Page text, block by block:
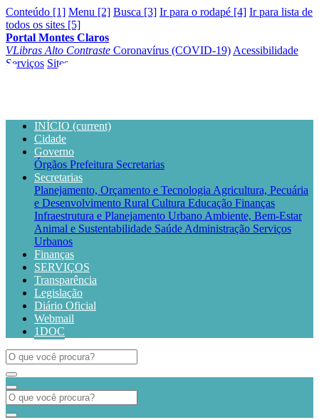
Conteúdo [1] Menu [2] Busca [3] Ir para o rodapé [4] Ir para lista de
todos os sites [5]
Portal Montes Claros
VLibras Alto Contraste Coronavírus (COVID-19) Acessibilidade
Serviços Sites
INÍCIO (current)
Cidade
Governo
Órgãos Prefeitura Secretarias
Secretarias
Planejamento, Orçamento e Tecnologia Agricultura, Pecuária
e Desenvolvimento Rural Cultura Educação Finanças
Infraestrutura e Planejamento Urbano Ambiente, Bem-Estar
Animal e Sustentabilidade Saúde Administração Serviços
Urbanos
Finanças
SERVIÇOS
Transparência
Legislação
Diário Oficial
Webmail
1DOC